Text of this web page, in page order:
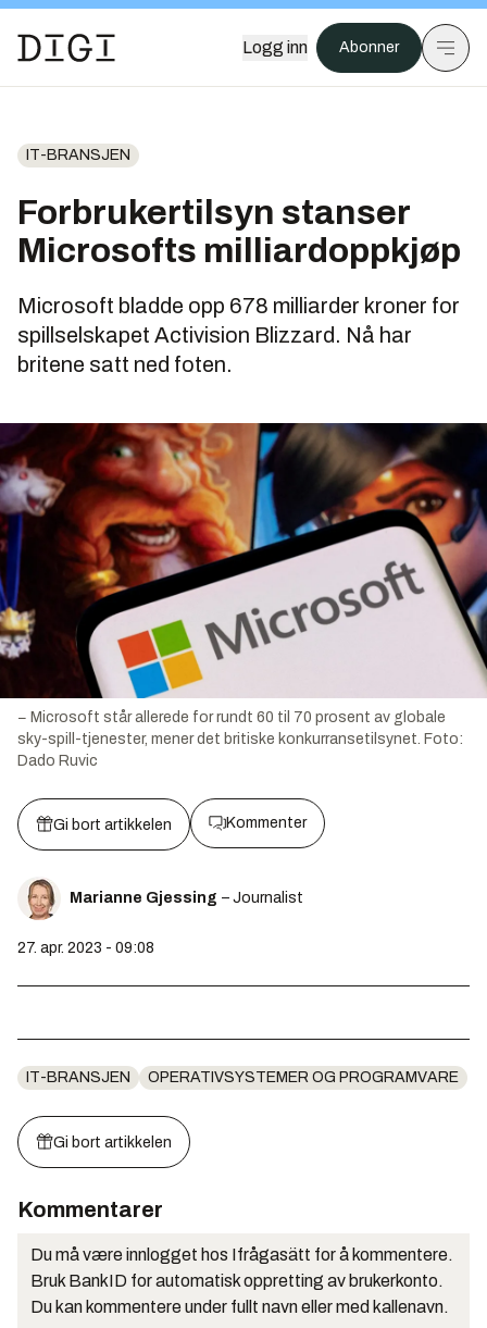
Logg inn Abonner
IT-BRANSJEN
Forbrukertilsyn stanser
Microsofts milliardoppkjøp
Microsoft bladde opp 678 milliarder kroner for
spillselskapet Activision Blizzard. Nå har
britene satt ned foten.
− Microsoft står allerede for rundt 60 til 70 prosent av globale
sky-spill-tjenester, mener det britiske konkurransetilsynet. Foto:
Dado Ruvic
Gi bort artikkelen Kommenter
Marianne Gjessing – Journalist
27. apr. 2023 - 09:08
IT-BRANSJEN OPERATIVSYSTEMER OG PROGRAMVARE
Gi bort artikkelen
Kommentarer
Du må være innlogget hos Ifrågasätt for å kommentere.
Bruk BankID for automatisk oppretting av brukerkonto.
Du kan kommentere under fullt navn eller med kallenavn.